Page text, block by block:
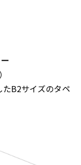
B2サイズのタペ